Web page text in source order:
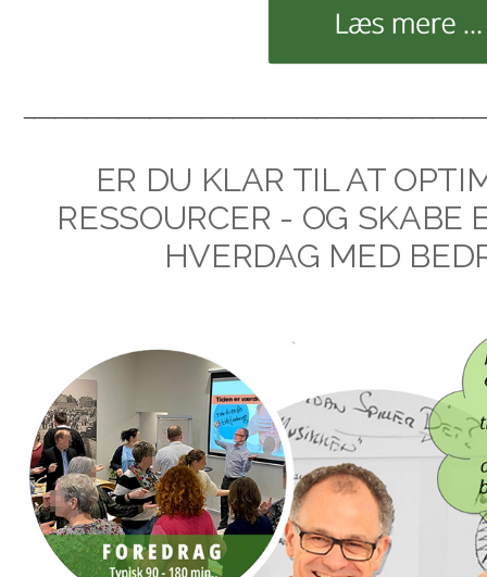
ER DU KLAR TIL AT
RESSOURCER - OG SKABE
HVERDAG MED